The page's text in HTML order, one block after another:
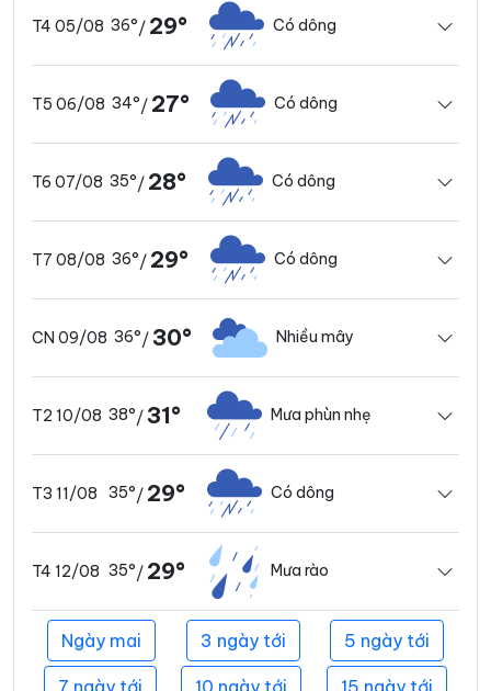
T4 05/08 36°/ 29° Có dông
T5 06/08 34°/ 27° Có dông
T6 07/08 35°/ 28° Có dông
T7 08/08 36°/ 29° Có dông
CN 09/08 36°/30° Nhiều mây
T2 10/08 38°/31° Mưa phùn nhẹ
T3 11/08 35°/ 29° Có dông
T4 12/08 35°/ 29° Mưa rào
Ngày mai 3 ngày tới 5 ngày tới
7 ngày tới 10 ngày tới 15 ngày tới